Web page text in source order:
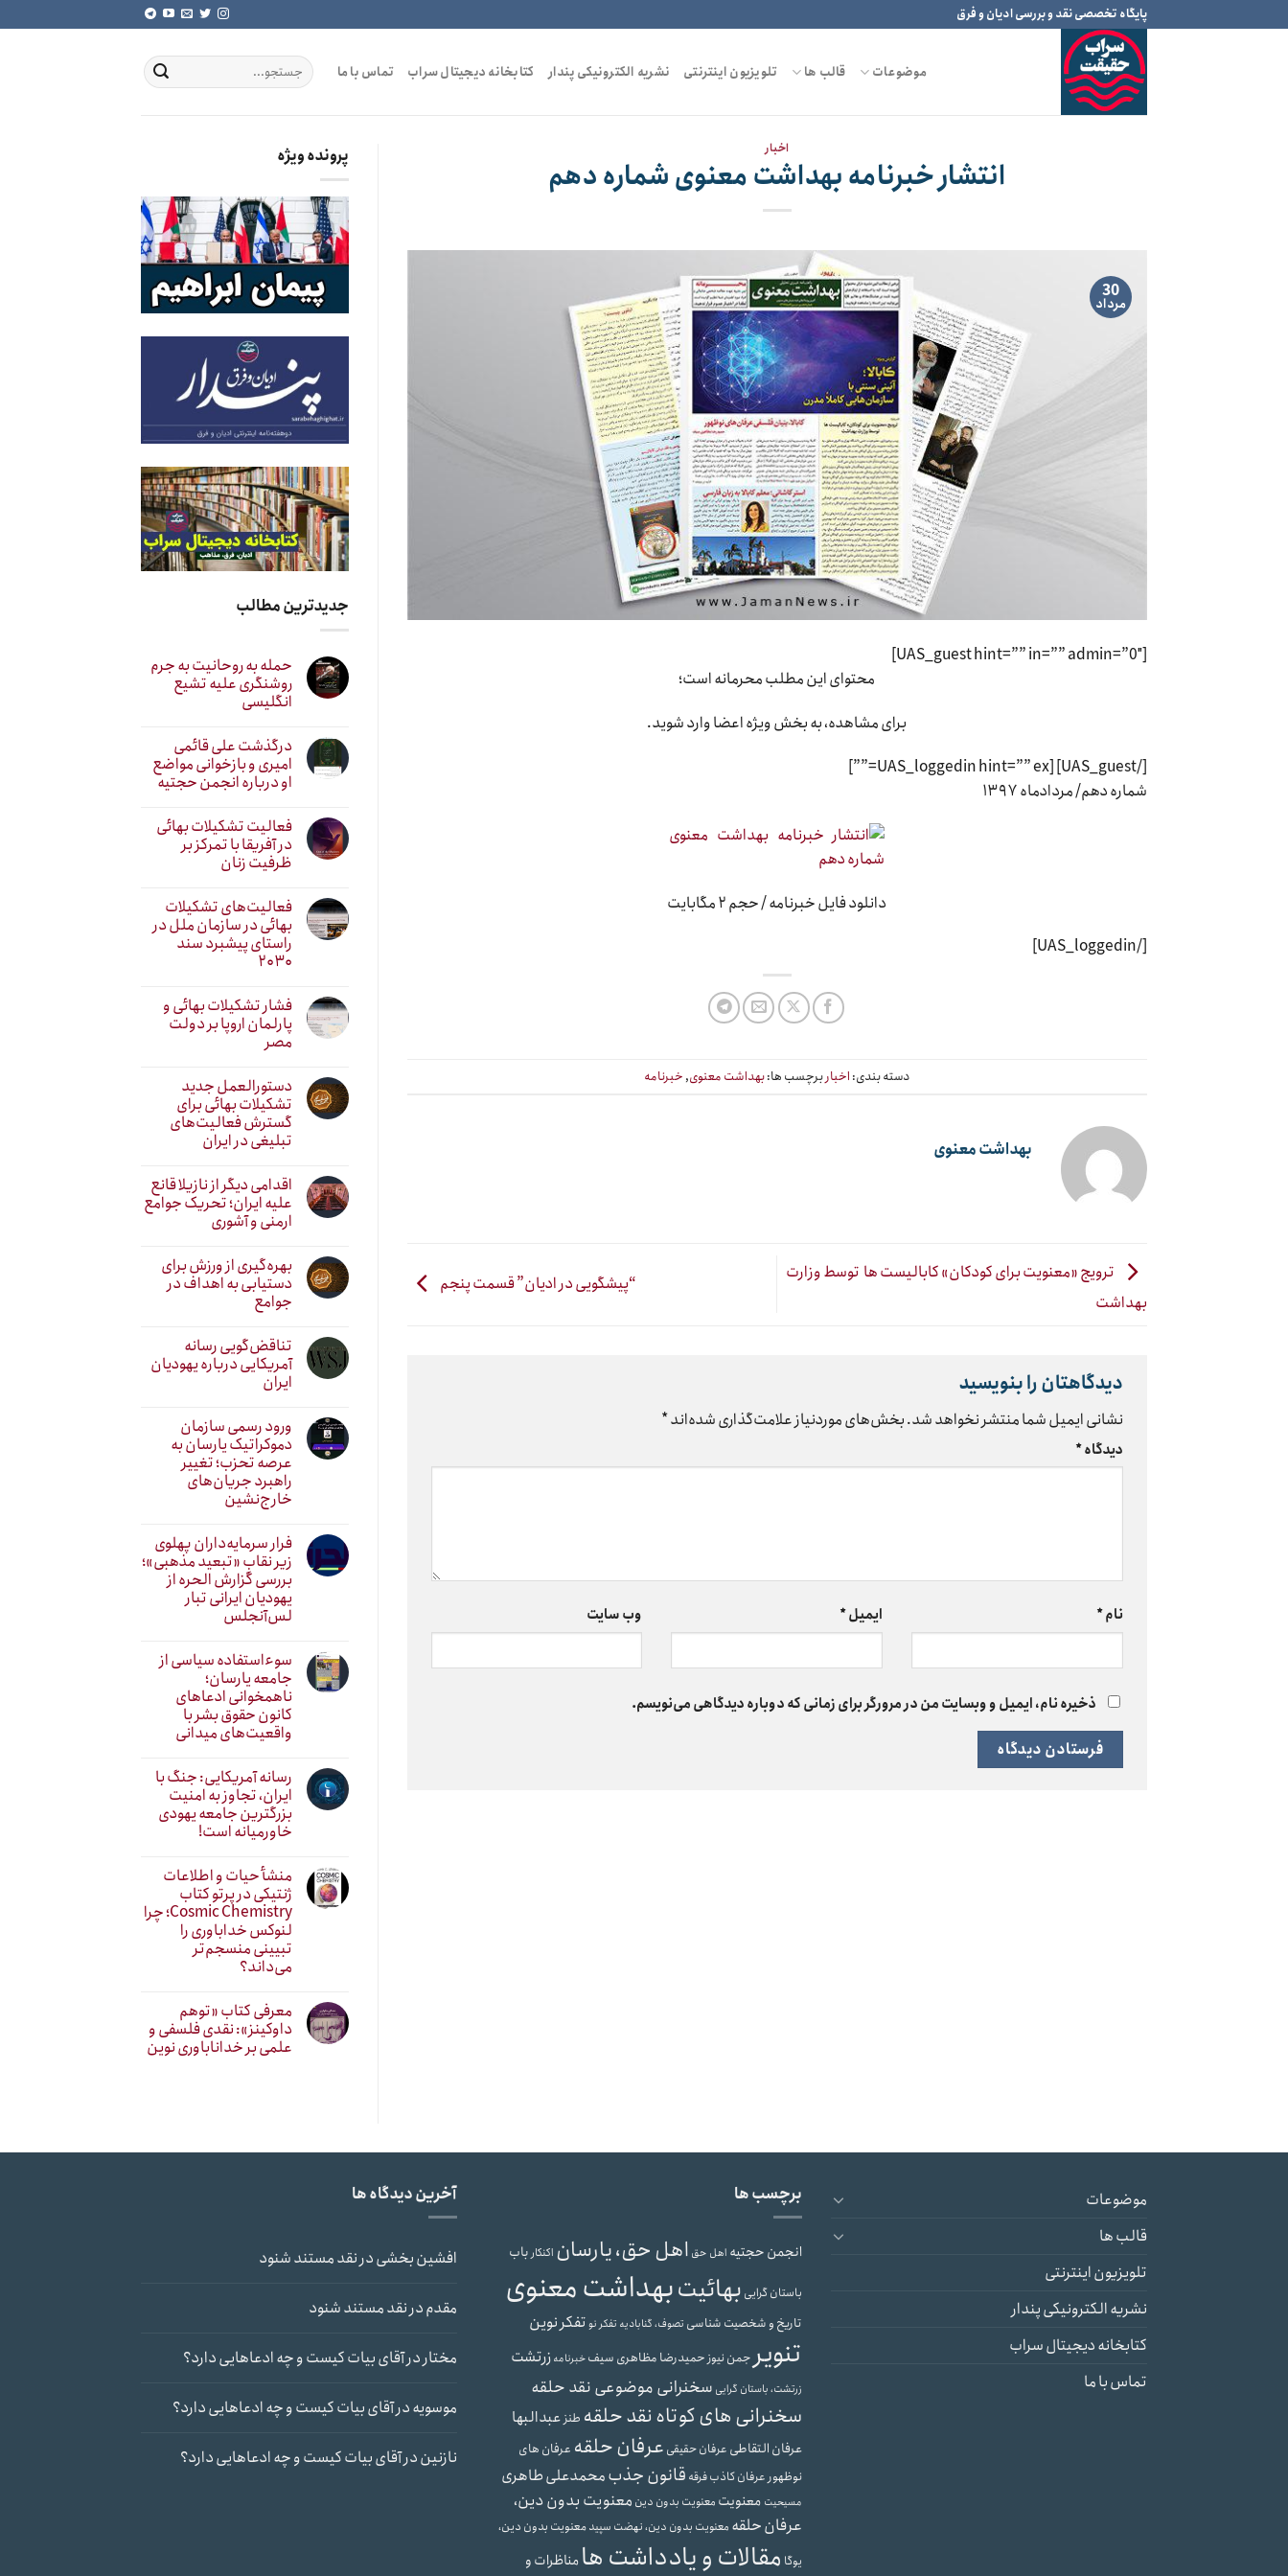
to
پایگاه تخصصی نقد و بررسی ادیان و فرق
موضوعات قالب ها تلویزیون اینترنتی نشریه الکترونیکی پندار کتابخانه دیجیتال سراب تماس با ما
اخبار
انتشار خبرنامه بهداشت معنوی شماره دهم
30
مرداد
[UAS_guest hint=”” in=”” admin=”0″]
محتوای این مطلب محرمانه است؛
برای مشاهده، به بخش ویژه اعضا وارد شوید.
[/UAS_guest] [UAS_loggedin hint=”” ex=””]
شماره دهم/ مردادماه ۱۳۹۷
دانلود فایل خبرنامه / حجم ۲ مگابایت
[/UAS_loggedin]
دسته بندی: اخبار برچسب ها:بهداشت معنوی, خبرنامه
بهداشت معنوی
ترویج «معنویت برای کودکان» کابالیست ها توسط وزارت
بهداشت
“پیشگویی در ادیان” قسمت پنجم
دیدگاهتان را بنویسید
نشانی ایمیل شما منتشر نخواهد شد.بخش‌های موردنیاز علامت‌گذاری شده‌اند*
دیدگاه*
نام* ایمیل* وب‌ سایت
ذخیره نام، ایمیل و وبسایت من در مرورگر برای زمانی که دوباره دیدگاهی می‌نویسم.
پرونده ویژه
جدیدترین مطالب
حمله به روحانیت به جرم
روشنگری علیه تشیع
انگلیسی
درگذشت علی قائمی
امیری و بازخوانی مواضع
او درباره انجمن حجتیه
فعالیت تشکیلات بهائی
در آفریقا با تمرکز بر
ظرفیت زنان
فعالیت‌های تشکیلات
بهائی در سازمان ملل در
راستای پیشبرد سند
۲۰۳۰
فشار تشکیلات بهائی و
پارلمان اروپا بر دولت
مصر
دستورالعمل جدید
تشکیلات بهائی برای
گسترش فعالیت‌های
تبلیغی در ایران
اقدامی دیگر از نازیلا قانع
علیه ایران؛ تحریک جوامع
ارمنی و آشوری
بهره‌گیری از ورزش برای
دستیابی به اهداف در
جوامع
تناقض‌گویی رسانه
آمریکایی درباره یهودیان
ایران
ورود رسمی سازمان
دموکراتیک یارسان به
عرصه تحزب؛ تغییر
راهبرد جریان‌های
خارج‌نشین
فرار سرمایه‌داران پهلوی
زیر نقابِ «تبعید مذهبی»؛
بررسی گزارش الحره از
یهودیان ایرانی تبار
لس‌آنجلس
سوءاستفاده سیاسی از
جامعه یارسان؛
ناهمخوانی ادعاهای
کانون حقوق بشر با
واقعیت‌های میدانی
رسانه آمریکایی: جنگ با
ایران، تجاوز به امنیت
بزرگترین جامعه یهودی
خاورمیانه است!
منشأ حیات و اطلاعات
ژنتیکی در پرتو کتاب
Cosmic Chemistry؛ چرا
لنوکس خداباوری را
تبیینی منسجم‌تر
می‌داند؟
معرفی کتاب «توهم
داوکینز»: نقدی فلسفی و
علمی بر خداناباوری نوین
موضوعات
قالب ها
تلویزیون اینترنتی
نشریه الکترونیکی پندار
کتابخانه دیجیتال سراب
تماس با ما
برچسب ها
انجمن حجتیه اهل حق اهل حق، یارسان اکنکارباب
باستان گرایی بهائیتبهداشت معنوی
تاریخ و شخصیت شناسی تصوف، گنابادیه تفکر نوتفکر نوین
تنویر جمن نیوزحمیدرضا مظاهری سیفخبرنامهزرتشت
زرتشت، باستان گرایی سخنرانی موضوعی نقد حلقه
سخنرانی های کوتاه نقد حلقه طنزعبدالبها
عرفان التقاطی عرفان حقیقی عرفان حلقه عرفان های
نوظهورعرفان کاذبفرقه قانون جذبمحمدعلی طاهری
مسیحیت معنویت معنویت بدون دین معنویت بدون دین،
عرفان حلقه معنویت بدون دین، نهضت سپیدمعنویت بدون دین،
یوگا مقالات و یادداشت هامناظرات و
آخرین دیدگاه ها
افشین بخشیدرنقد مستند شنود
مقدمدرنقد مستند شنود
مختاردرآقای بیات کیست و چه ادعاهایی دارد؟
موسویهدرآقای بیات کیست و چه ادعاهایی دارد؟
نازنیندرآقای بیات کیست و چه ادعاهایی دارد؟